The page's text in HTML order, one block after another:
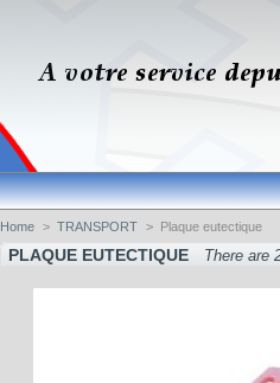
Home > TRANSPORT > Plaque eutectique
PLAQUE EUTECTIQUE There are